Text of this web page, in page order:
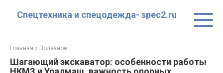
Спецтехника и спецодежда- spec2.ru
Главная » Полезное
Шагающий экскаватор: особенности работы